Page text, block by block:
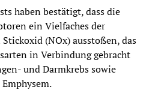
haben bestätigt, dass die
ein Vielfaches der
(NOx) ausstoßen, das
in Verbindung gebracht
und Darmkrebs sowie